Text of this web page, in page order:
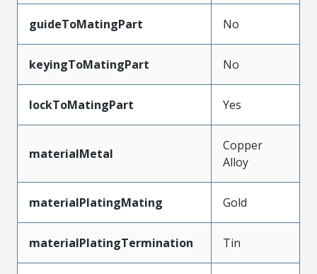
guideToMatingPart No
keyingToMatingPart No
lockToMatingPart Yes
materialMetal
Copper
Alloy
materialPlatingMating Gold
materialPlatingTermination Tin